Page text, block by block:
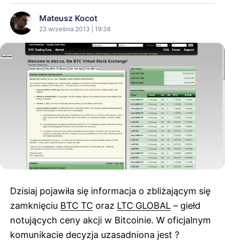
Mateusz Kocot
23 września 2013 | 19:38
Dzisiaj pojawiła się informacja o zbliżającym się
zamknięciu BTC TC oraz LTC GLOBAL – giełd
notujących ceny akcji w Bitcoinie. W oficjalnym
komunikacie decyzja uzasadniona jest ?